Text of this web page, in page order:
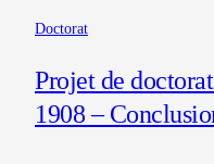
Doctorat
Projet de
1908 –